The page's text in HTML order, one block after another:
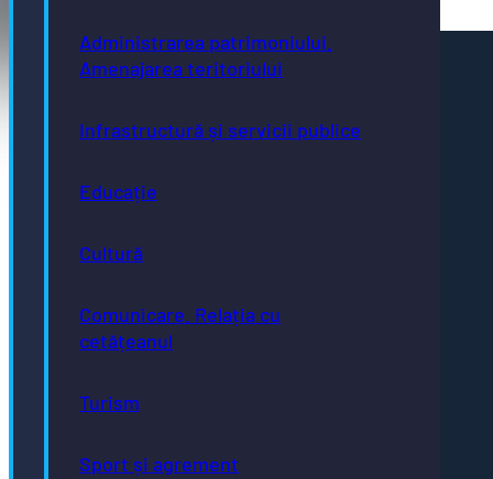
Administrarea patrimoniului.
Amenajarea teritoriului
Infrastructură și servicii publice
Educație
Cultură
Comunicare. Relația cu
cetățeanul
Turism
Sport și agrement
Piaţa Centrală nr.6 Bistriţa, 420040
Telefon
Evidența persoanelor
Taxe și impozite